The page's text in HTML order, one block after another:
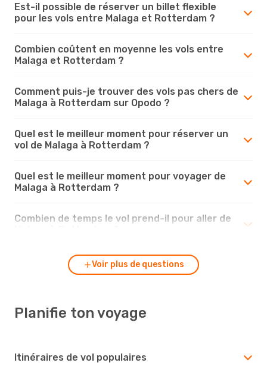
Est-il possible de réserver un billet flexible
pour les vols entre Malaga et Rotterdam ?
Combien coûtent en moyenne les vols entre
Malaga et Rotterdam ?
Comment puis-je trouver des vols pas chers de
Malaga à Rotterdam sur Opodo ?
Quel est le meilleur moment pour réserver un
vol de Malaga à Rotterdam ?
Quel est le meilleur moment pour voyager de
Malaga à Rotterdam ?
Combien de temps le vol prend-il pour aller de
Voir plus de questions
Planifie ton voyage
Itinéraires de vol populaires